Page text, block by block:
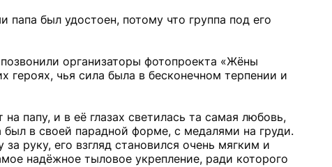
папа был удостоен, потому что группа под его
организаторы фотопроекта «Жёны
героях, чья сила была в бесконечном терпении и
папу, и в её глазах светилась та самая любовь,
в своей парадной форме, с медалями на груди.
руку, его взгляд становился очень мягким и
надёжное тыловое укрепление, ради которого